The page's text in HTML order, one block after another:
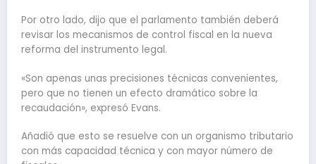
Por otro lado, dijo que el parlamento también deberá
revisar los mecanismos de control fiscal en la nueva
reforma del instrumento legal.
«Son apenas unas precisiones técnicas convenientes,
pero que no tienen un efecto dramático sobre la
recaudación», expresó Evans.
Añadió que esto se resuelve con un organismo tributario
con más capacidad técnica y con mayor número de